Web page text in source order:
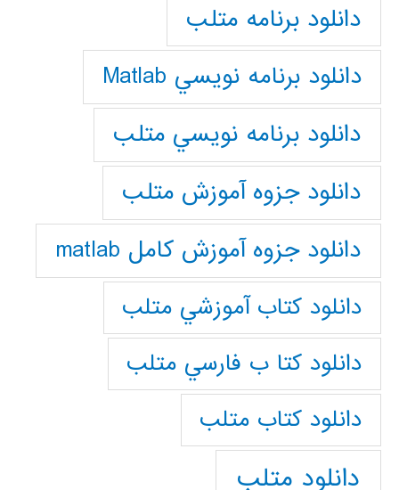
دانلود برنامه متلب
دانلود برنامه نويسي Matlab
دانلود برنامه نويسي متلب
دانلود جزوه آموزش متلب
دانلود جزوه آموزش کامل matlab
دانلود كتاب آموزشي متلب
دانلود كتا ب فارسي متلب
دانلود كتاب متلب
دانلود متلب